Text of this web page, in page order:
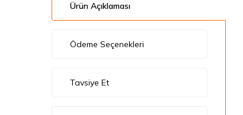
Ürün Açıklaması
Ödeme Seçenekleri
Tavsiye Et